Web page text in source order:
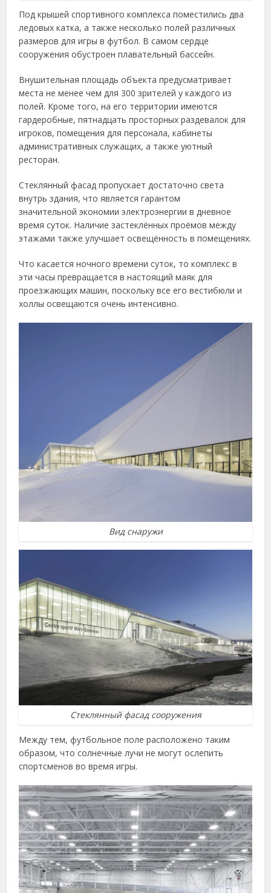
Под крышей спортивного комплекса поместились два
ледовых катка, а также несколько полей различных
размеров для игры в футбол. В самом сердце
сооружения обустроен плавательный бассейн.
Внушительная площадь объекта предусматривает
места не менее чем для 300 зрителей у каждого из
полей. Кроме того, на его территории имеются
гардеробные, пятнадцать просторных раздевалок для
игроков, помещения для персонала, кабинеты
административных служащих, а также уютный
ресторан.
Стеклянный фасад пропускает достаточно света
внутрь здания, что является гарантом
значительной экономии электроэнергии в дневное
время суток. Наличие застеклённых проёмов между
этажами также улучшает освещённость в помещениях.
Что касается ночного времени суток, то комплекс в
эти часы превращается в настоящий маяк для
проезжающих машин, поскольку все его вестибюли и
холлы освещаются очень интенсивно.
Вид снаружи
Стеклянный фасад сооружения
Между тем, футбольное поле расположено таким
образом, что солнечные лучи не могут ослепить
спортсменов во время игры.